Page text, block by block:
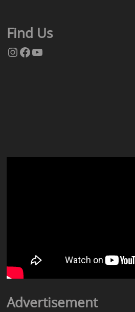
Find Us
Instagram
Facebook
YouTube
Advertisement